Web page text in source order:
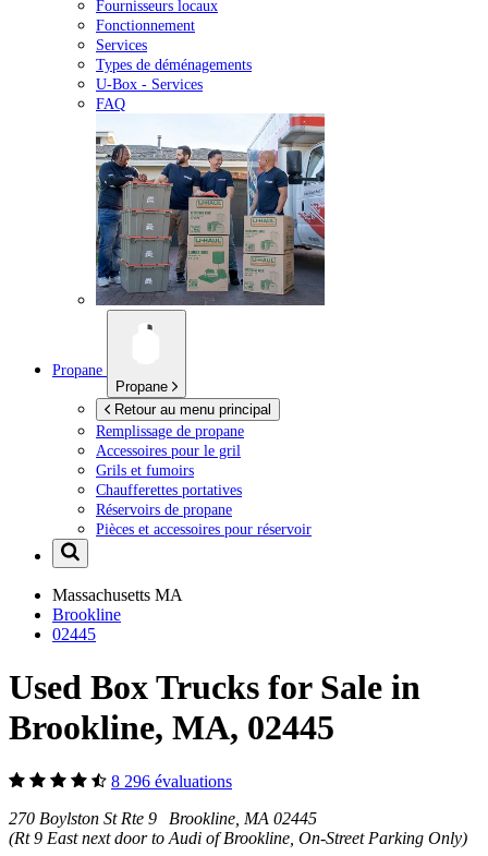
Fournisseurs locaux
Fonctionnement
Services
Types de déménagements
U-Box - Services
FAQ
Propane
Propane
Retour au menu principal
Remplissage de propane
Accessoires pour le gril
Grils et fumoirs
Chaufferettes portatives
Réservoirs de propane
Pièces et accessoires pour réservoir
Massachusetts MA
Brookline
02445
Used Box Trucks for Sale in
Brookline, MA, 02445
8 296 évaluations
270 Boylston St Rte 9 Brookline, MA 02445
(Rt 9 East next door to Audi of Brookline, On-Street Parking Only)